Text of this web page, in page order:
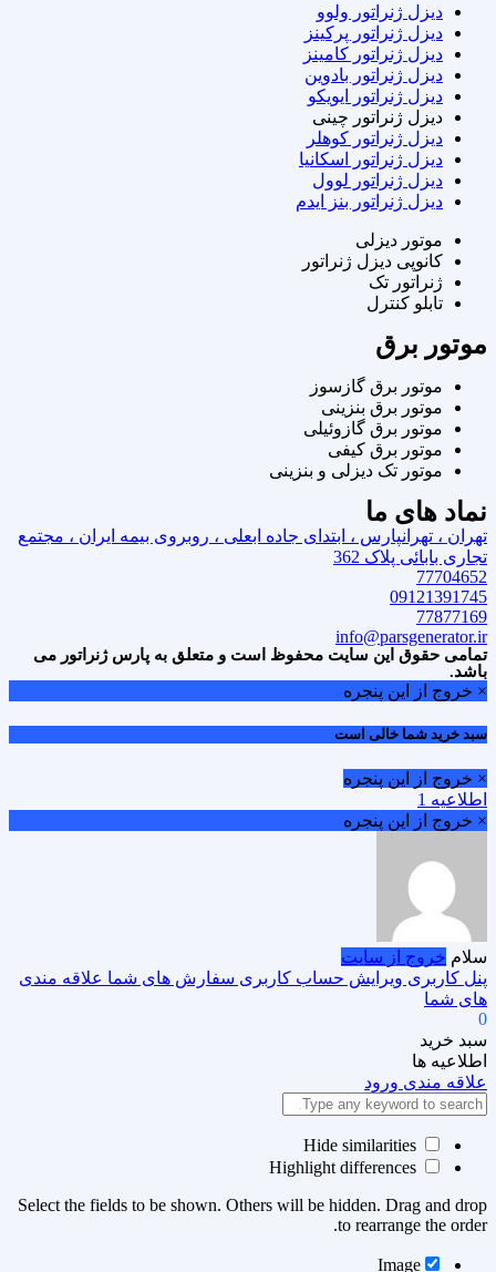
دیزل ژنراتور ولوو
دیزل ژنراتور پرکینز
دیزل ژنراتور کامینز
دیزل ژنراتور بادوین
دیزل ژنراتور ایویکو
دیزل ژنراتور چینی
دیزل ژنراتور کوهلر
دیزل ژنراتور اسکانیا
دیزل ژنراتور لوول
دیزل ژنراتور بنز ایدم
موتور دیزلی
کانوپی دیزل ژنراتور
ژنراتور تک
تابلو کنترل
موتور برق
موتور برق گازسوز
موتور برق بنزینی
موتور برق گازوئیلی
موتور برق کیفی
موتور تک دیزلی و بنزینی
نماد های ما
تهران ، تهرانپارس ، ابتدای جاده ابعلی ، روبروی بیمه ایران ، مجتمع
تجاری بابائی پلاک 362
77704652
09121391745
77877169
info@parsgenerator.ir
تمامی حقوق این سایت محفوظ است و متعلق به پارس ژنراتور می
باشد.
× خروج از این پنجره
سبد خرید شما خالی است
× خروج از این پنجره
اطلاعیه 1
× خروج از این پنجره
سلام خروج از سایت
پنل کاربری ویرایش حساب کاربری سفارش های شما علاقه مندی
های شما
0
سبد خرید
اطلاعیه ها
علاقه مندی ورود
Select the fields to be shown. Others will be hidden. Drag and drop
to rearrange the order.
Image